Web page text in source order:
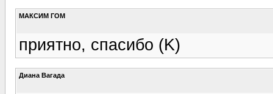
МАКСИМ ГОМ
приятно, спасибо (K)
Диана Вагада